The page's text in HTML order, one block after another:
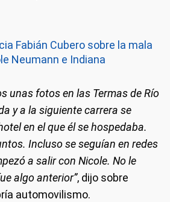
Fabián Cubero sobre la mala
Neumann e Indiana
unas fotos en las Termas de Río
y a la siguiente carrera se
en el que él se hospedaba.
Incluso se seguían en redes
a salir con Nicole. No le
algo anterior”, dijo sobre
automovilismo.